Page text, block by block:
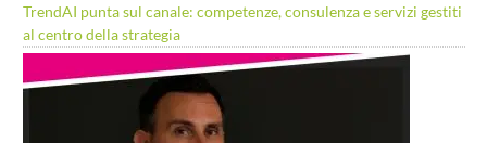
TrendAI punta sul canale: competenze, consulenza e servizi gestiti
al centro della strategia